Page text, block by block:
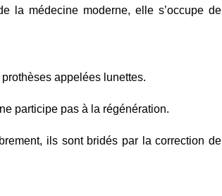
la médecine moderne, elle s’occupe de
appelées lunettes.
participe pas à la régénération.
ils sont bridés par la correction de